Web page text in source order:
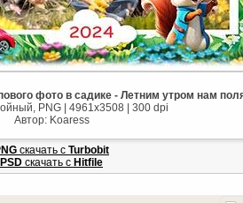
фото в садике - Летним утром нам
PNG | 4961x3508 | 300 dpi
Автор: Koaress
cкачать с Turbobit
PSD cкачать с Hitfile